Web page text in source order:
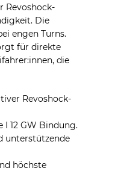
Revoshock-
Die
engen Turns.
für direkte
die
Revoshock-
12 GW Bindung.
unterstützende
höchste